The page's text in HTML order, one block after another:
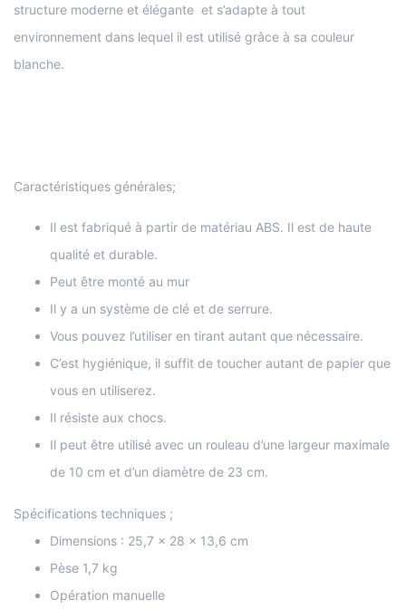
structure moderne et élégante et s’adapte à tout
environnement dans lequel il est utilisé grâce à sa couleur
blanche.
Caractéristiques générales;
Il est fabriqué à partir de matériau ABS. Il est de haute
qualité et durable.
Peut être monté au mur
Il y a un système de clé et de serrure.
Vous pouvez l’utiliser en tirant autant que nécessaire.
C’est hygiénique, il suffit de toucher autant de papier que
vous en utiliserez.
Il résiste aux chocs.
Il peut être utilisé avec un rouleau d’une largeur maximale
de 10 cm et d’un diamètre de 23 cm.
Spécifications techniques ;
Dimensions : 25,7 x 28 x 13,6 cm
Pèse 1,7 kg
Opération manuelle